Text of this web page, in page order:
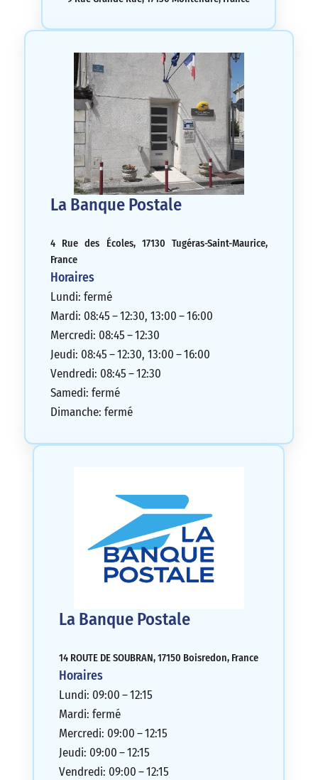
La Banque Postale
4 Rue des Écoles, 17130 Tugéras-Saint-Maurice,
France
Horaires
Lundi: fermé
Mardi: 08:45 – 12:30, 13:00 – 16:00
Mercredi: 08:45 – 12:30
Jeudi: 08:45 – 12:30, 13:00 – 16:00
Vendredi: 08:45 – 12:30
Samedi: fermé
Dimanche: fermé
La Banque Postale
14 ROUTE DE SOUBRAN, 17150 Boisredon, France
Horaires
Lundi: 09:00 – 12:15
Mardi: fermé
Mercredi: 09:00 – 12:15
Jeudi: 09:00 – 12:15
Vendredi: 09:00 – 12:15